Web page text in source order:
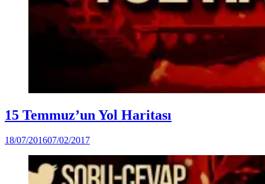
Posted
in
Soru-
Cevap
15 Temmuz’un Yol Haritası
by
18/07/201607/02/2017